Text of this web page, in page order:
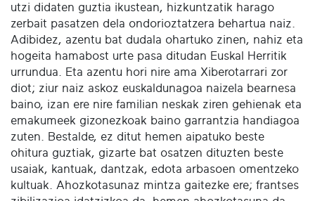
utzi didaten guztia ikustean, hizkuntzatik harago
zerbait pasatzen dela ondorioztatzera behartua naiz.
Adibidez, azentu bat dudala ohartuko zinen, nahiz eta
hogeita hamabost urte pasa ditudan Euskal Herritik
urrundua. Eta azentu hori nire ama Xiberotarrari zor
diot; ziur naiz askoz euskaldunagoa naizela bearnesa
baino, izan ere nire familian neskak ziren gehienak eta
emakumeek gizonezkoak baino garrantzia handiagoa
zuten. Bestalde, ez ditut hemen aipatuko beste
ohitura guztiak, gizarte bat osatzen dituzten beste
usaiak, kantuak, dantzak, edota arbasoen omentzeko
kultuak. Ahozkotasunaz mintza gaitezke ere; frantses